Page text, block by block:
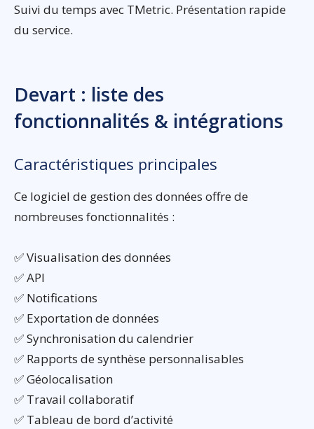
Suivi du temps avec TMetric. Présentation rapide
du service.
Devart : liste des
fonctionnalités & intégrations
Caractéristiques principales
Ce logiciel de gestion des données offre de
nombreuses fonctionnalités :
✅ Visualisation des données
✅ API
✅ Notifications
✅ Exportation de données
✅ Synchronisation du calendrier
✅ Rapports de synthèse personnalisables
✅ Géolocalisation
✅ Travail collaboratif
✅ Tableau de bord d’activité